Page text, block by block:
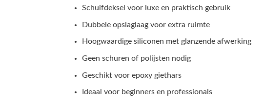
Schuifdeksel voor luxe en praktisch gebruik
Dubbele opslaglaag voor extra ruimte
Hoogwaardige siliconen met glanzende afwerking
Geen schuren of polijsten nodig
Geschikt voor epoxy giethars
Ideaal voor beginners en professionals